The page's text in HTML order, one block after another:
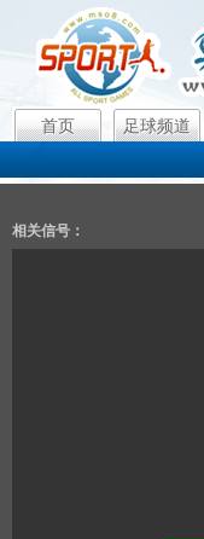
首页 足球频道
相关信号：